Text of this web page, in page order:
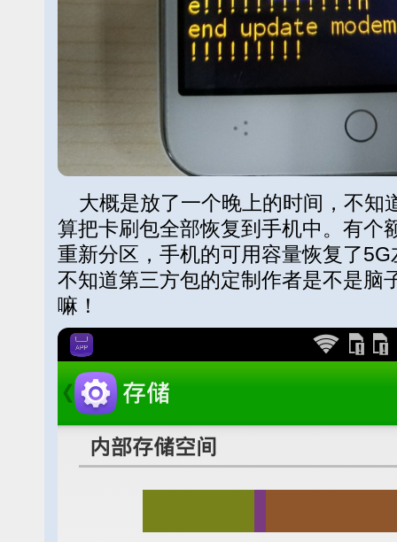
大概是放了一个晚上的时间，不知
算把卡刷包全部恢复到手机中。有个
重新分区，手机的可用容量恢复了
不知道第三方包的定制作者是不是脑
嘛！